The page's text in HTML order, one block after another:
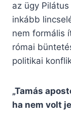
az ügy
inkább
nem formális
római
politikai
„Tamás
ha nem volt